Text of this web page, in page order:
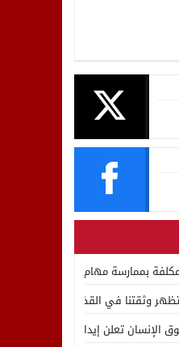
بممارسة مهام المجلس الوطني
وثقتنا في القضاء ثابتة
الإنسان تعلن إيداع رئيسها